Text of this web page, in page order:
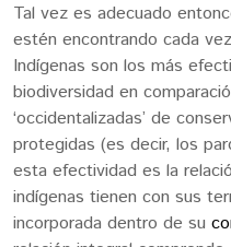
Tal vez es adecuado
estén encontrando cada
Indígenas son los más
biodiversidad en
‘occidentalizadas’ de
protegidas (es decir, los
esta efectividad es la
indígenas tienen con sus
incorporada dentro de su